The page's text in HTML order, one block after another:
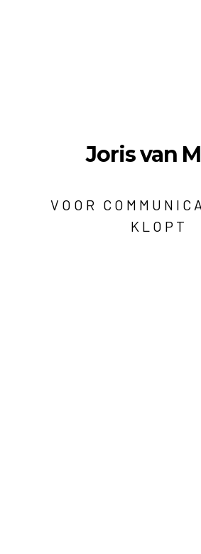
Joris van
VOOR
KLOPT